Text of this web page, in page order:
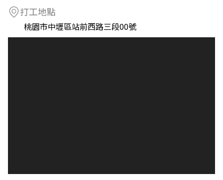
打工地點
桃園市中壢區站前西路三段00號